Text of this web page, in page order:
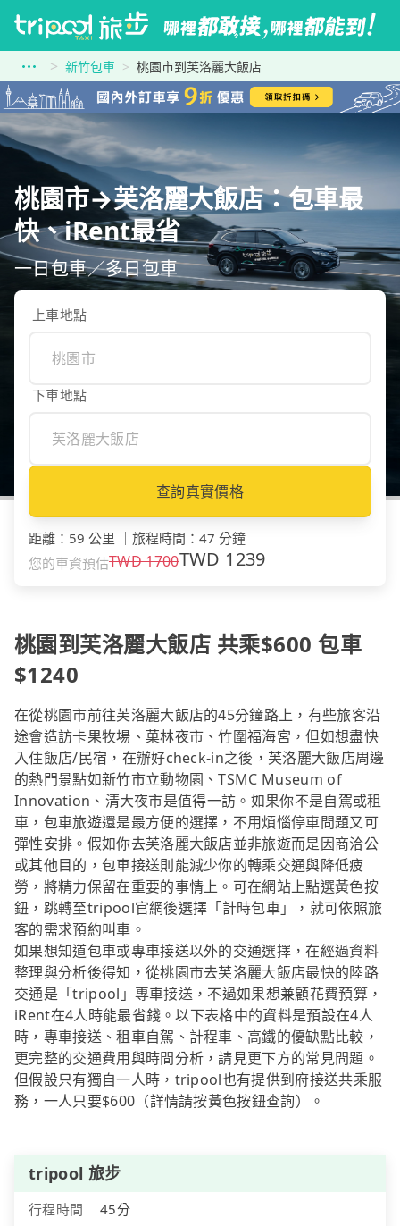
新竹包車 桃園市到芙洛麗大飯店
桃園市→芙洛麗大飯店：包車最
快、iRent最省
一日包車／多日包車
上車地點
下車地點
查詢真實價格
距離 ： 59 公里 旅程時間 ： 47 分鐘
您的車資預估TWD1700TWD 1239
桃園到芙洛麗大飯店 共乘$600 包車
$1240
在從桃園市前往芙洛麗大飯店的45分鐘路上，有些旅客沿
途會造訪卡果牧場、菓林夜市、竹圍福海宮，但如想盡快
入住飯店/民宿，在辦好check-in之後，芙洛麗大飯店周邊
的熱門景點如新竹市立動物園、TSMC Museum of
Innovation、清大夜市是值得一訪。如果你不是自駕或租
車，包車旅遊還是最方便的選擇，不用煩惱停車問題又可
彈性安排。假如你去芙洛麗大飯店並非旅遊而是因商洽公
或其他目的，包車接送則能減少你的轉乘交通與降低疲
勞，將精力保留在重要的事情上。可在網站上點選黃色按
鈕，跳轉至tripool官網後選擇「計時包車」，就可依照旅
客的需求預約叫車。
如果想知道包車或專車接送以外的交通選擇，在經過資料
整理與分析後得知，從桃園市去芙洛麗大飯店最快的陸路
交通是「tripool」專車接送，不過如果想兼顧花費預算，
iRent在4人時能最省錢。以下表格中的資料是預設在4人
時，專車接送、租車自駕、計程車、高鐵的優缺點比較，
更完整的交通費用與時間分析，請見更下方的常見問題。
但假設只有獨自一人時，tripool也有提供到府接送共乘服
務，一人只要$600（詳情請按黃色按鈕查詢）。
tripool 旅步
行程時間
45分